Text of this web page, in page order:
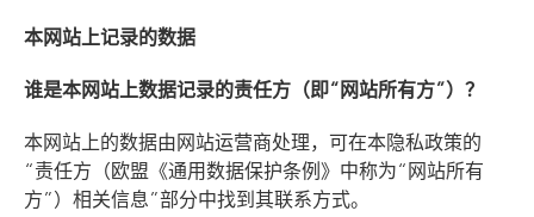
本网站上记录的数据
谁是本网站上数据记录的责任方（即“网站所有方”）？
本网站上的数据由网站运营商处理，可在本隐私政策的
“责任方（欧盟《通用数据保护条例》中称为“网站所有
方”）相关信息”部分中找到其联系方式。